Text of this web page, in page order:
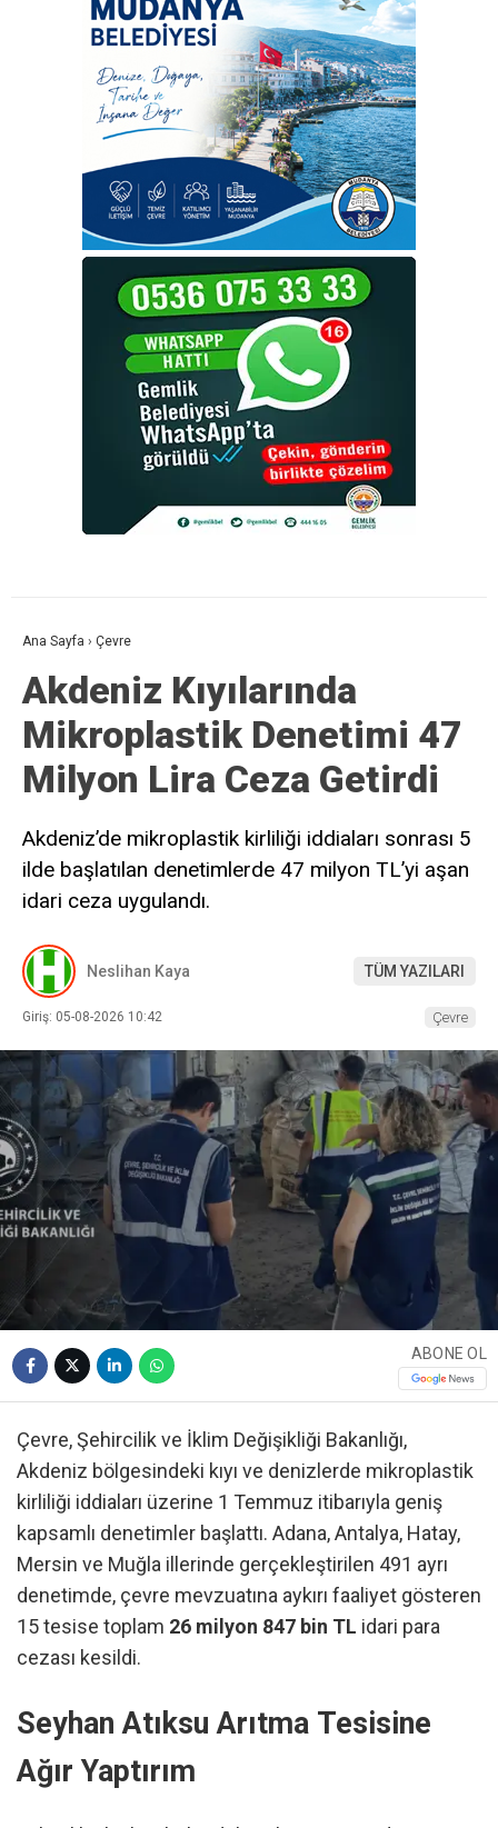
Ana Sayfa › Çevre
Akdeniz Kıyılarında
Mikroplastik Denetimi 47
Milyon Lira Ceza Getirdi
Akdeniz’de mikroplastik kirliliği iddiaları sonrası 5
ilde başlatılan denetimlerde 47 milyon TL’yi aşan
idari ceza uygulandı.
Neslihan Kaya TÜM YAZILARI
Giriş: 05-08-2026 10:42 Çevre
ABONE OL
Çevre, Şehircilik ve İklim Değişikliği Bakanlığı,
Akdeniz bölgesindeki kıyı ve denizlerde mikroplastik
kirliliği iddiaları üzerine 1 Temmuz itibarıyla geniş
kapsamlı denetimler başlattı. Adana, Antalya, Hatay,
Mersin ve Muğla illerinde gerçekleştirilen 491 ayrı
denetimde, çevre mevzuatına aykırı faaliyet gösteren
15 tesise toplam 26 milyon 847 bin TL idari para
cezası kesildi.
Seyhan Atıksu Arıtma Tesisine
Ağır Yaptırım